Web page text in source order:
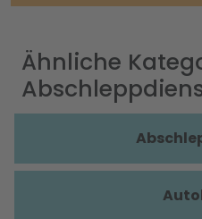
Ähnliche